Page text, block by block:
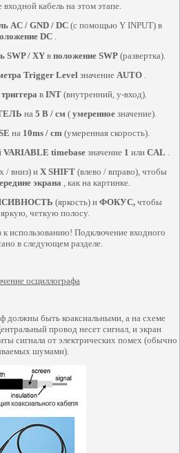
кабель на этом этапе.
AC / GND / DC (с помощью Y INPUT) в
DC .
SWP / XY в положение SWP (развертка).
Trigger Level значение AUTO .
в INT (внутренний, y-вход).
на 5 В / см ( умеренное значение).
на 10ms / cm(умеренная скорость).
VARIABLE timebaseзначение 1 или CAL .
/ вниз) иX SHIFT(влево / вправо), чтобы
экрана , как на картинке.
(яркость) и ФОКУС, чтобы
четкую полосу.
к использованию! Подключение входного
в следующем разделе.
осциллографа
должны быть коаксиальными, а на схеме
провод несет сигнал, и экран
сигнала от электрических помех (обычно
шумами).